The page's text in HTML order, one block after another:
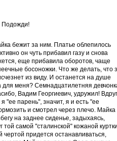
Подожди!
бежит за ним. Платье облепилось
он чуть прибавил газу и снова
еще прибавила оборотов, чаще
босоножки. Что же делать, что
из виду. И останется на душе
для меня? Семнадцатилетняя
Вадим Георгиевич, удружил! Вдруг
"ее парень", значит, я и есть "ее
и смотрел через плечо. Майка
на заднее сиденье, задыхаясь,
той самой "сталинской" кожаной
придется останавливаться,